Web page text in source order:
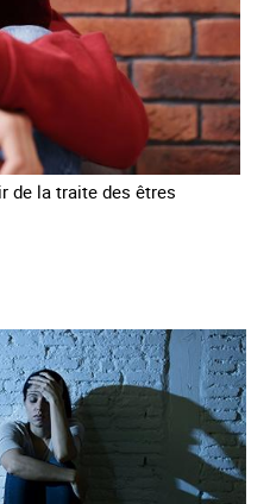
de la traite des êtres